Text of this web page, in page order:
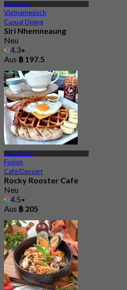
Bang Khen
Vietnamesisch
Casual Dining
Siri Nhemneaung
Neu
4.3
Aus ฿ 197.5
Khan Na Yao
Fusion
Café/Dessert
Rocky Rooster Cafe
Neu
4.5
Aus ฿ 205